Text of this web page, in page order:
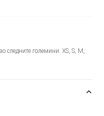
следните големини: XS, S, M,